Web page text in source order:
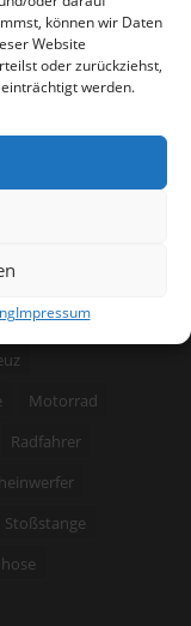
können wir Daten
Website
oder zurückziehst,
werden.
Impressum
Blinker
Fotografie
Motorrad
Radfahrer
Stoßstange